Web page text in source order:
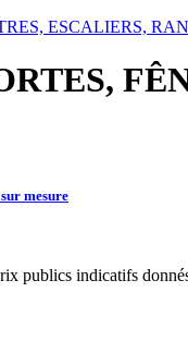
ESCALIERS,
mesure
publics indicatifs